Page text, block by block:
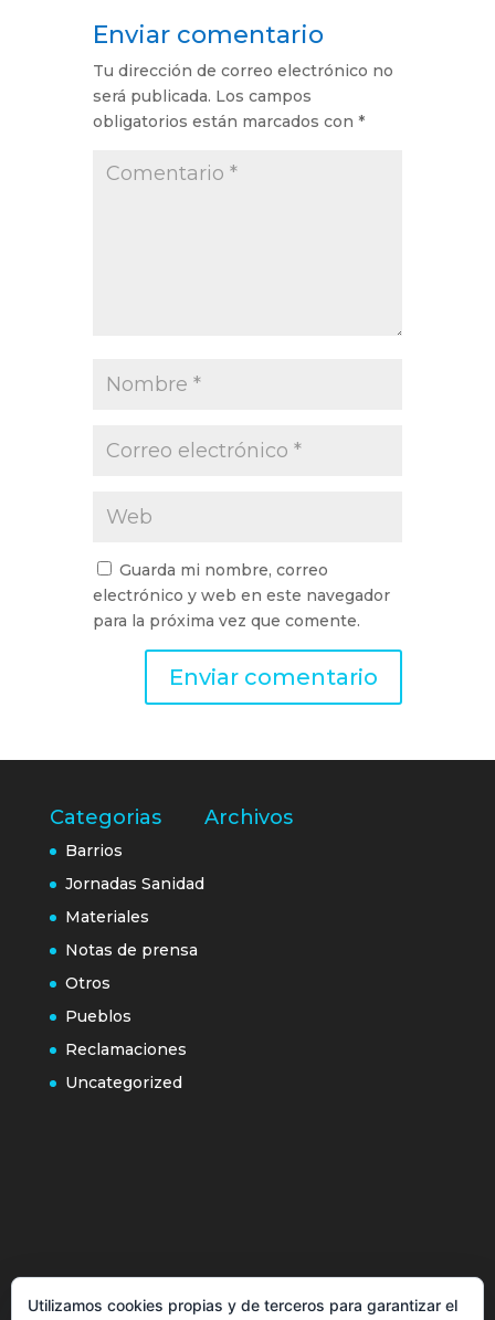
Enviar comentario
Tu dirección de correo electrónico no
será publicada. Los campos
obligatorios están marcados con *
Guarda mi nombre, correo
electrónico y web en este navegador
para la próxima vez que comente.
Categorias
Barrios
Jornadas Sanidad
Materiales
Notas de prensa
Otros
Pueblos
Reclamaciones
Uncategorized
Archivos
Utilizamos cookies propias y de terceros para garantizar el